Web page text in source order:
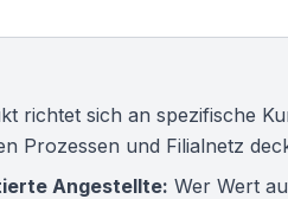
richtet sich an spezifische
Prozessen und Filialnetz
Angestellte: Wer Wert